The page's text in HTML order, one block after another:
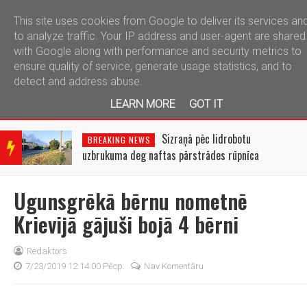
telegram
BRE
AKIN
NEW
BREAKING NEWS
Sizraņā pēc lidrobotu
uzbrukuma deg naftas pārstrādes rūpnīca
Ugunsgrēkā bērnu nometnē
Krievijā gājuši bojā 4 bērni
Redaktors
7/23/2019 12:14:00 Pēcp.
Nav Komentāru
This site uses cookies from Google to deliver its services
to analyze traffic. Your IP address and user-agent are shared
with Google along with performance and security metrics to
ensure quality of service, generate usage statistics, and to
detect and address abuse.
LEARN MORE
GOT IT